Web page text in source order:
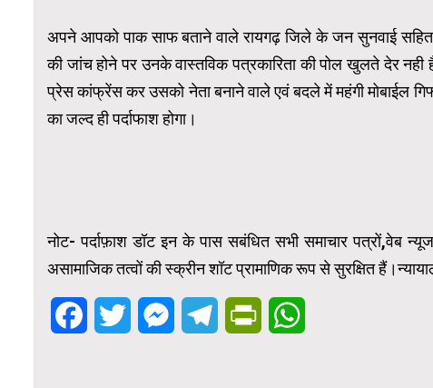
अपने आपको पाक साफ बताने वाले रायगढ़ जिले के जन सुनवाई सहित
की जांच होने पर उनके वास्तविक पत्रकारिता की पोल खुलते देर
प्रेस कांफ्रेंस कर उसको नेता बनाने वाले एवं बदले में महंगी मोबाईल
का जल्द ही पर्दाफाश होगा।
नोट- पर्दाफ़ाश डॉट इन के पास सबंधित सभी समाचार पत्रों,वेब
असामाजिक तत्वों की स्क्रीन शॉट प्रामाणिक रूप से सुरक्षित
FacebookTwitter MessengerTelegramPrintFriendly